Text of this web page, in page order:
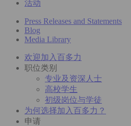
活动
Press Releases and Statements
Blog
Media Library
欢迎加入百多力
职位类别
专业及资深人士
高校学生
初级岗位与学徒
为何选择加入百多力？
申请